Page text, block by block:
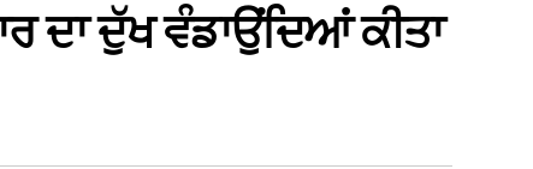
ਦਾ ਦੁੱਖ ਵੰਡਾਉਂਦਿਆਂ ਕੀਤਾ